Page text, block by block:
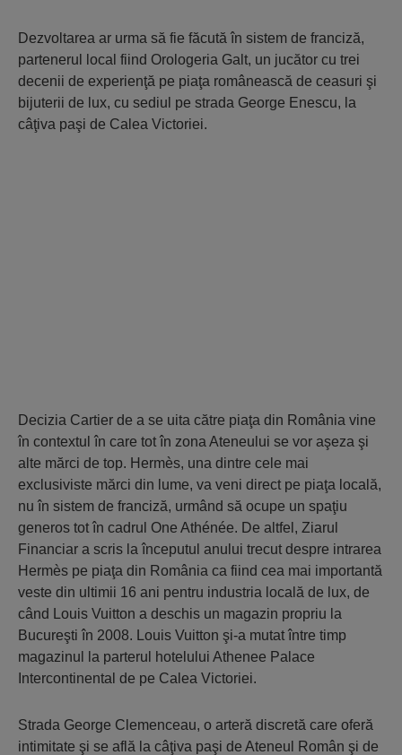
Dezvoltarea ar urma să fie făcută în sistem de franciză,
partenerul local fiind Orologeria Galt, un jucător cu trei
decenii de experienţă pe piaţa românească de ceasuri şi
bijuterii de lux, cu sediul pe strada George Enescu, la
câţiva paşi de Calea Victoriei.
Decizia Cartier de a se uita către piaţa din România vine
în contextul în care tot în zona Ateneului se vor aşeza şi
alte mărci de top. Hermès, una dintre cele mai
exclusiviste mărci din lume, va veni direct pe piaţa locală,
nu în sistem de franciză, urmând să ocupe un spaţiu
generos tot în cadrul One Athénée. De altfel, Ziarul
Financiar a scris la începutul anului trecut despre intrarea
Hermès pe piaţa din România ca fiind cea mai importantă
veste din ultimii 16 ani pentru industria locală de lux, de
când Louis Vuitton a deschis un magazin propriu la
Bucureşti în 2008. Louis Vuitton şi-a mutat între timp
magazinul la parterul hotelului Athenee Palace
Intercontinental de pe Calea Victoriei.
Strada George Clemenceau, o arteră discretă care oferă
intimitate şi se află la câţiva paşi de Ateneul Român şi de